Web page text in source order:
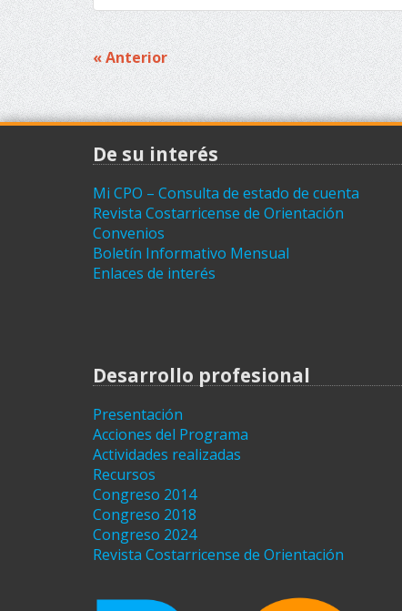
Navegación
de
entradas
« Anterior
De su interés
Mi CPO – Consulta de estado de cuenta
Revista Costarricense de Orientación
Convenios
Boletín Informativo Mensual
Enlaces de interés
Desarrollo profesional
Presentación
Acciones del Programa
Actividades realizadas
Recursos
Congreso 2014
Congreso 2018
Congreso 2024
Revista Costarricense de Orientación